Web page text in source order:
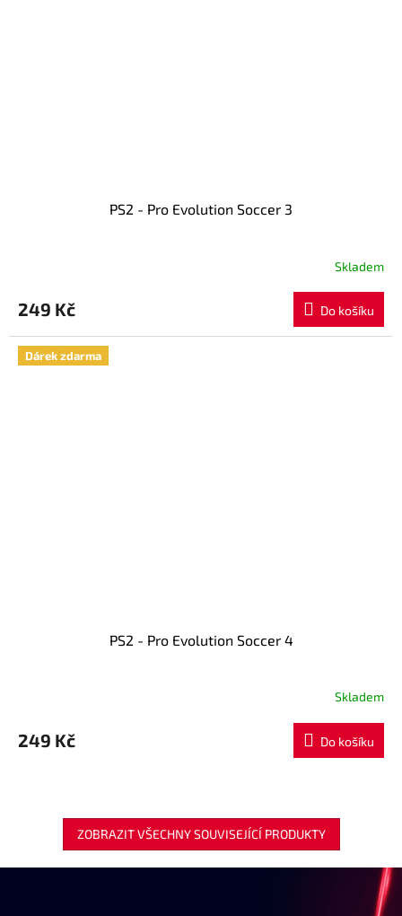
PS2 - Pro Evolution Soccer 3
Skladem
249 Kč Do košíku
Dárek zdarma
PS2 - Pro Evolution Soccer 4
Skladem
249 Kč Do košíku
ZOBRAZIT VŠECHNY SOUVISEJÍCÍ PRODUKTY